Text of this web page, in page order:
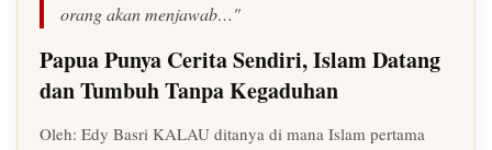
orang akan menjawab…"
Papua Punya Cerita Sendiri, Islam Datang
dan Tumbuh Tanpa Kegaduhan
Oleh: Edy Basri KALAU ditanya di mana Islam pertama